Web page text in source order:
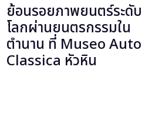
ย้อนรอยภาพยนตร์ระดับ
โลกผ่านยนตรกรรมใน
ตำนาน ที่ Museo Auto
Classica หัวหิน